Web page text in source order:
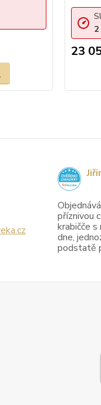
23
2
příznivou
krabičče s
dne,
podstatě